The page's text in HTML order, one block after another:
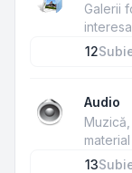
Galerii
12
Audio
13